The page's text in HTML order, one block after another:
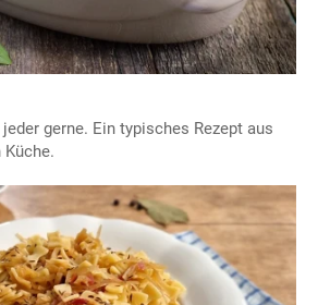
gerne. Ein typisches Rezept aus